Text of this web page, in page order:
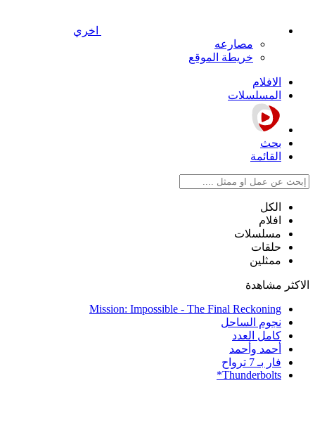
اخري
مصارعه
خريطة الموقع
الافلام
المسلسلات
بحث
القائمة
الكل
افلام
مسلسلات
حلقات
ممثلين
الاكثر مشاهدة
Mission: Impossible - The Final Reckoning
نجوم الساحل
كامل العدد
أحمد وأحمد
فار بـ 7 ترواح
Thunderbolts*